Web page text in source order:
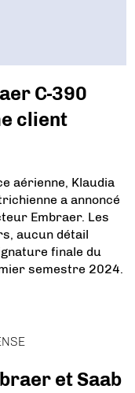
C-390
client
aérienne, Klaudia
a annoncé
Embraer. Les
aucun détail
finale du
semestre 2024.
et Saab